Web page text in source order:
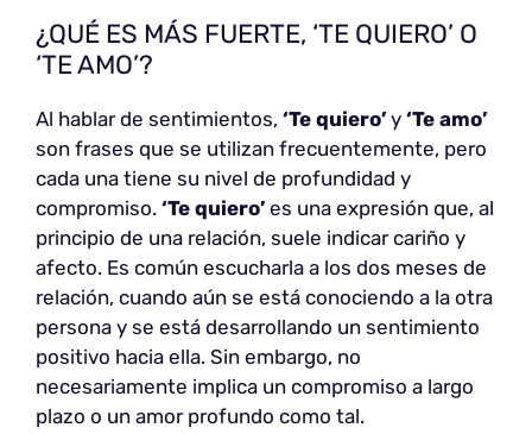
¿QUÉ ES MÁS FUERTE, ‘TE QUIERO’ O
‘TE AMO’?
Al hablar de sentimientos, ‘Te quiero’ y ‘Te amo’
son frases que se utilizan frecuentemente, pero
cada una tiene su nivel de profundidad y
compromiso. ‘Te quiero’ es una expresión que, al
principio de una relación, suele indicar cariño y
afecto. Es común escucharla a los dos meses de
relación, cuando aún se está conociendo a la otra
persona y se está desarrollando un sentimiento
positivo hacia ella. Sin embargo, no
necesariamente implica un compromiso a largo
plazo o un amor profundo como tal.